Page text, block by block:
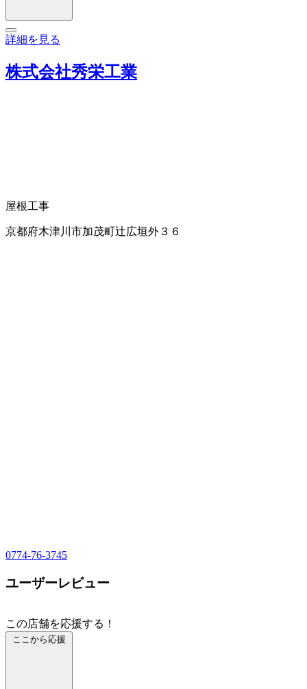
詳細を見る
株式会社秀栄工業
屋根工事
京都府木津川市加茂町辻広垣外３６
0774-76-3745
ユーザーレビュー
この店舗を応援する！
ここから応援